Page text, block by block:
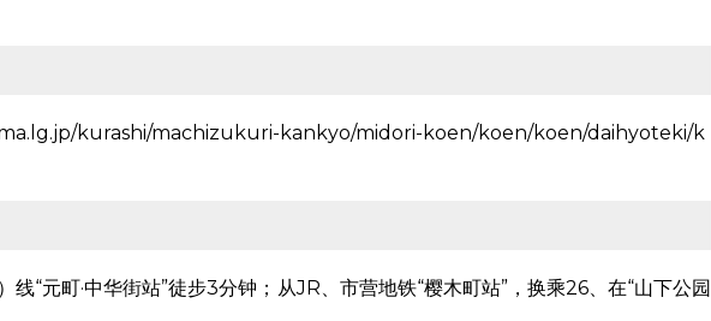
kurashi/machizukuri-kankyo/midori-koen/koen/koen/daihyoteki/k
“元町·中华街站”徒步3分钟；从JR、市营地铁“樱木町站”，换乘26、在“山下公园